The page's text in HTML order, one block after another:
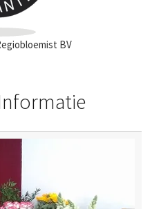
BV